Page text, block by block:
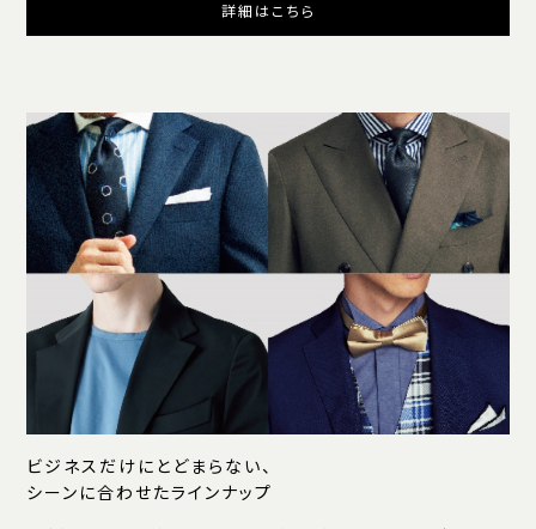
詳細はこちら
ビジネスだけにとどまらない、
シーンに合わせたラインナップ